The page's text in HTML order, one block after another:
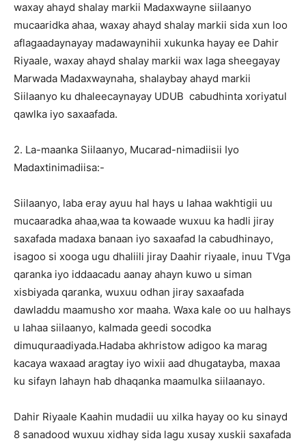
waxay ahayd shalay markii Madaxwayne siilaanyo
mucaaridka ahaa, waxay ahayd shalay markii sida xun loo
aflagaadaynayay madawaynihii xukunka hayay ee Dahir
Riyaale, waxay ahayd shalay markii wax laga sheegayay
Marwada Madaxwaynaha, shalaybay ahayd markii
Siilaanyo ku dhaleecaynayay UDUB cabudhinta xoriyatul
qawlka iyo saxaafada.
2. La-maanka Siilaanyo, Mucarad-nimadiisii Iyo
Madaxtinimadiisa:-
Siilaanyo, laba eray ayuu hal hays u lahaa wakhtigii uu
mucaaradka ahaa,waa ta kowaade wuxuu ka hadli jiray
saxafada madaxa banaan iyo saxaafad la cabudhinayo,
isagoo si xooga ugu dhaliili jiray Daahir riyaale, inuu TVga
qaranka iyo iddaacadu aanay ahayn kuwo u siman
xisbiyada qaranka, wuxuu odhan jiray saxaafada
dawladdu maamusho xor maaha. Waxa kale oo uu halhays
u lahaa siilaanyo, kalmada geedi socodka
dimuquraadiyada.Hadaba akhristow adigoo ka marag
kacaya waxaad aragtay iyo wixii aad dhugatayba, maxaa
ku sifayn lahayn hab dhaqanka maamulka siilaanayo.
Dahir Riyaale Kaahin mudadii uu xilka hayay oo ku sinayd
8 sanadood wuxuu xidhay sida lagu xusay xuskii saxafada